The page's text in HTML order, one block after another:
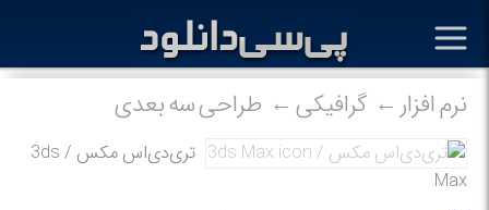
نرم افزار گرافیکی طراحی سه بعدی
تری‌دی‌اس مکس / 3ds
Max